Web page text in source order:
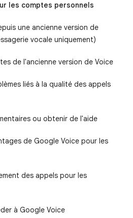
les comptes personnels
une ancienne version de
vocale uniquement)
de l'ancienne version de Voice
liés à la qualité des appels
ou obtenir de l'aide
de Google Voice pour les
des appels pour les
à Google Voice